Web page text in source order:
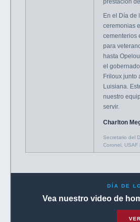
En el Día de
ceremonias
cementerios
para
hasta
el
Friloux junto
Luisiana.
nuestro
servir.
Charlton
Secretario del
Coronel, USAF
DÍA DE
Vea nuestro video de